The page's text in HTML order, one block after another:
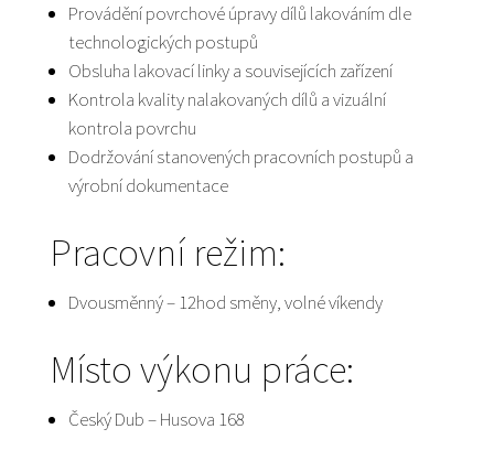
Provádění povrchové úpravy dílů lakováním dle
technologických postupů
Obsluha lakovací linky a souvisejících zařízení
Kontrola kvality nalakovaných dílů a vizuální
kontrola povrchu
Dodržování stanovených pracovních postupů a
výrobní dokumentace
Pracovní režim:
Dvousměnný – 12hod směny, volné víkendy
Místo výkonu práce:
Český Dub – Husova 168